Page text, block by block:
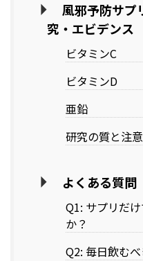
風邪予防サプ
究・エビデンス
ビタミンC
ビタミンD
亜鉛
研究の質と注
よくある質問
Q1: サプリだ
か？
Q2: 毎日飲む